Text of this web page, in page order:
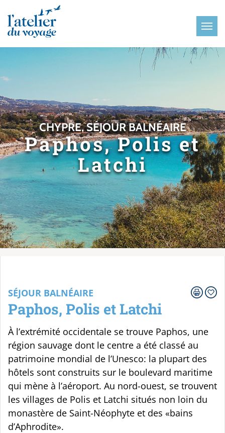
CHYPRE, SÉJOUR BALNÉAIRE
Paphos, Polis et
Latchi
SÉJOUR BALNÉAIRE
Paphos, Polis et Latchi
À l’extrémité occidentale se trouve Paphos, une
région sauvage dont le centre a été classé au
patrimoine mondial de l’Unesco: la plupart des
hôtels sont construits sur le boulevard maritime
qui mène à l’aéroport. Au nord-ouest, se trouvent
les villages de Polis et Latchi situés non loin du
monastère de Saint-Néophyte et des «bains
d’Aphrodite».
Panneau de gestion des cookies